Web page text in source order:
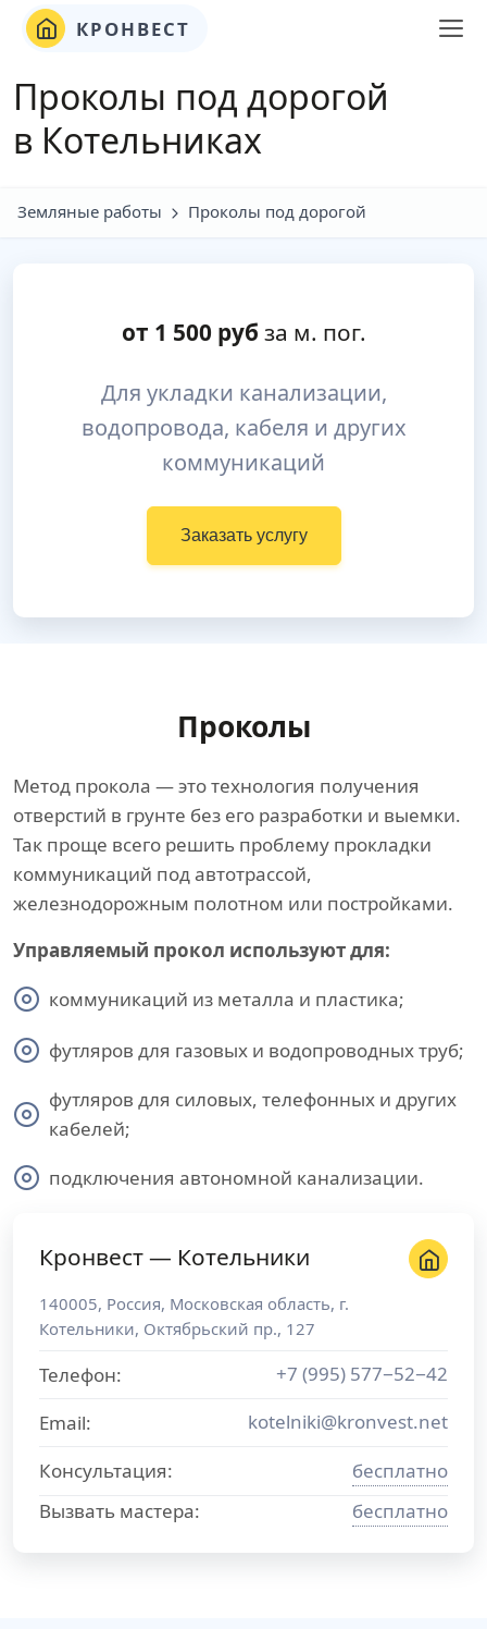
КРОНВЕСТ
Проколы под дорогой
в Котельниках
Земляные работы Проколы под дорогой
от 1 500руб за м. пог.
Для укладки канализации,
водопровода, кабеля и других
коммуникаций
Заказать услугу
Проколы
Метод прокола — это технология получения
отверстий в грунте без его разработки и выемки.
Так проще всего решить проблему прокладки
коммуникаций под автотрассой,
железнодорожным полотном или постройками.
Управляемый прокол используют для:
коммуникаций из металла и пластика;
футляров для газовых и водопроводных труб;
футляров для силовых, телефонных и других
кабелей;
подключения автономной канализации.
Кронвест — Котельники
140005, Россия, Московская область, г.
Котельники, Октябрьский пр., 127
Телефон:
+7 (995) 577−52−42
Email:
kotelniki@kronvest.net
Консультация:
бесплатно
Вызвать мастера:
бесплатно